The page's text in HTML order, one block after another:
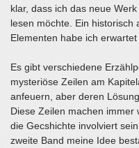
klar, dass ich das neue
lesen möchte. Ein historisch
Elementen habe ich
Es gibt verschiedene
mysteriöse Zeilen am
anfeuern, aber deren
Diese Zeilen machen immer
die Gecshichte involviert
zweite Band meine Idee